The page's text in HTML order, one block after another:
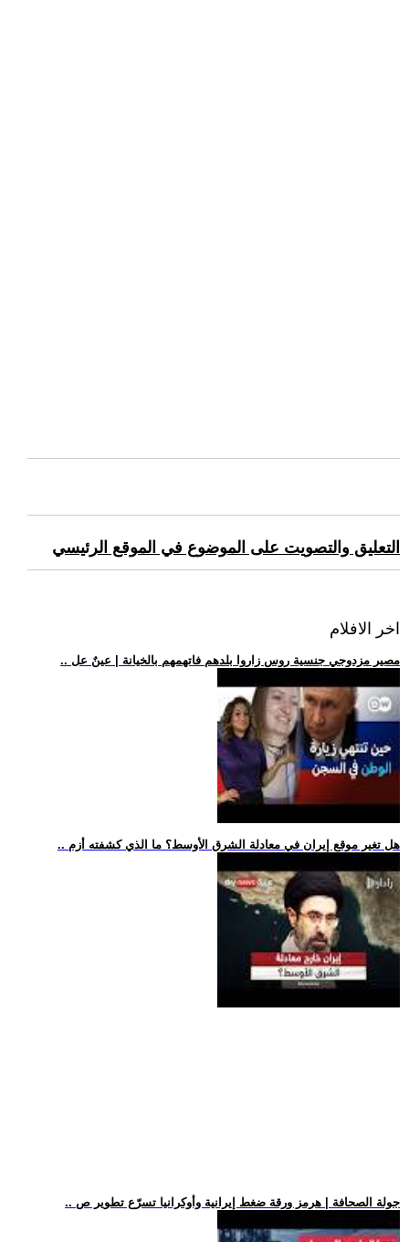
التعليق والتصويت على الموضوع في الموقع الرئيسي
اخر الافلام
.. مصير مزدوجي جنسية روس زاروا بلدهم فاتهمهم بالخيانة | عينٌ عل
.. هل تغير موقع إيران في معادلة الشرق الأوسط؟ ما الذي كشفته أزم
.. جولة الصحافة | هرمز ورقة ضغط إيرانية وأوكرانيا تسرّع تطوير ص